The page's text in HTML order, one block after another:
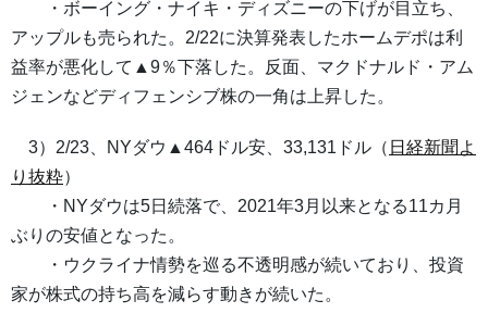
・ボーイング・ナイキ・ディズニーの下げが目立ち、
アップルも売られた。2/22に決算発表したホームデポは利
益率が悪化して▲9％下落した。反面、マクドナルド・アム
ジェンなどディフェンシブ株の一角は上昇した。
3）2/23、NYダウ▲464ドル安、33,131ドル（ 日経新聞よ
り抜粋）
・NYダウは5日続落で、2021年3月以来となる11カ月
ぶりの安値となった。
・ウクライナ情勢を巡る不透明感が続いており、投資
家が株式の持ち高を減らす動きが続いた。